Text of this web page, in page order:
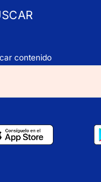
contenido